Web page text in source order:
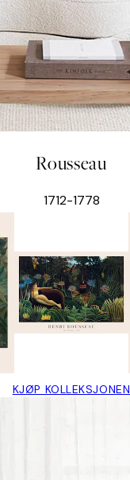
Rousseau
1712-1778
KJØP KOLLEKSJONEN